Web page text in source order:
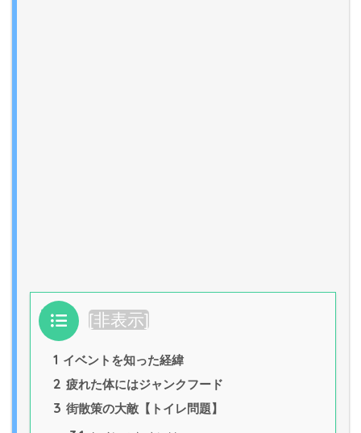
目次 [非表示]
1 イベントを知った経緯
2 疲れた体にはジャンクフード
3 街散策の大敵【トイレ問題】